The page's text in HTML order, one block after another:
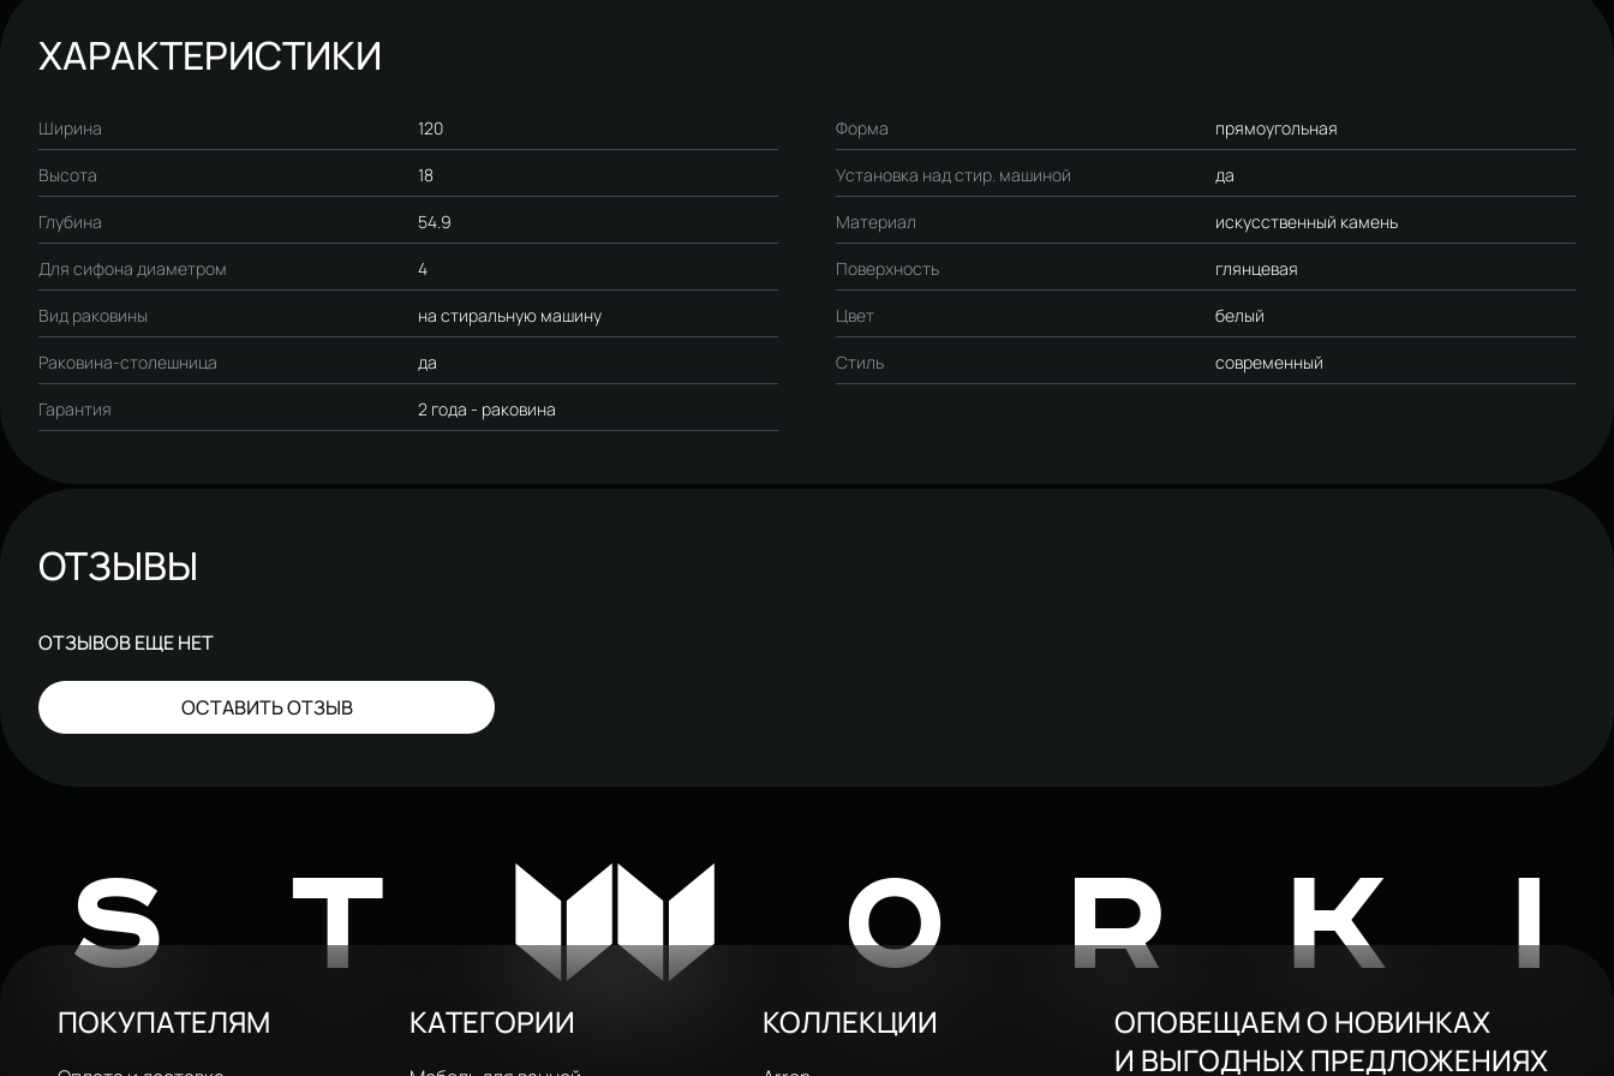
ХАРАКТЕРИСТИКИ
Ширина 120
Высота 18
Глубина 54.9
Для сифона диаметром 4
Вид раковины на стиральную машину
Раковина-столешница да
Гарантия 2 года - раковина
Форма прямоугольная
Установка над стир. машиной да
Материал искусственный камень
Поверхность глянцевая
Цвет белый
Стиль современный
ОТЗЫВЫ
ОТЗЫВОВ ЕЩЕ НЕТ
ОСТАВИТЬ ОТЗЫВ
STW
ПОКУПАТЕЛЯМ КАТЕГОРИИ КОЛЛЕКЦИИ
ОПОВЕЩАЕМ О НОВИНКАХ
И ВЫГОДНЫХ ПРЕДЛОЖЕНИЯХ